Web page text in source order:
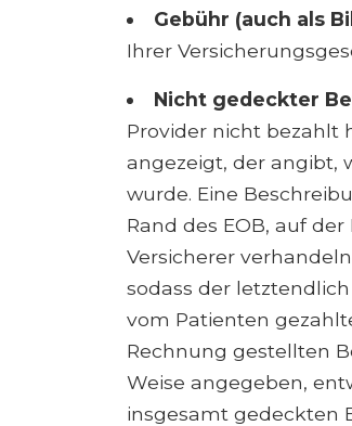
Gebühr (auch als
Ihrer
Nicht gedeckter
Provider nicht bezahlt
angezeigt, der angibt,
wurde. Eine
Rand des EOB, auf
Versicherer
sodass der
vom Patienten
Rechnung gestellten
Weise angegeben,
insgesamt gedeckten